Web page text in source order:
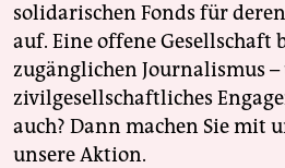
solidarischen Fonds für
auf. Eine offene Gesellschaft
zugänglichen Journalismus
zivilgesellschaftliches
auch? Dann machen Sie mit
unsere Aktion.